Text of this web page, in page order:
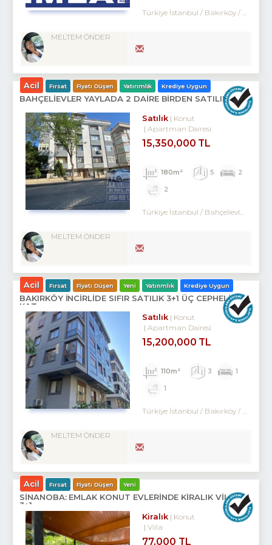
Türkiye İstanbul / Bakırköy/ Kartaltepe
MELTEM ÖNDER
Acil Fırsat Fiyatı Düşen Yatırımlık Krediye Uygun
BAHÇELİEVLER YAYLADA 2 DAİRE BİRDEN SATILIKTIR.
Satılık
Konut
Apartman Dairesi
15,350,000 TL
180m² 5
2
2
MELTEM ÖNDER
Acil Fırsat Fiyatı Düşen Yeni Yatırımlık Krediye Uygun
BAKIRKÖY İNCİRLİDE SIFIR SATILIK 3+1 ÜÇ CEPHELİ ARA
KAT
Satılık
Konut
Apartman Dairesi
15,200,000 TL
110m² 3
1
1
Türkiye İstanbul / Bakırköy/ Kartaltepe
MELTEM ÖNDER
Acil Fırsat Fiyatı Düşen Yeni
SİNANOBA: EMLAK KONUT EVLERINDE KİRALIK VİLLA
3+1
Kiralık
Konut
Villa
77,000 TL